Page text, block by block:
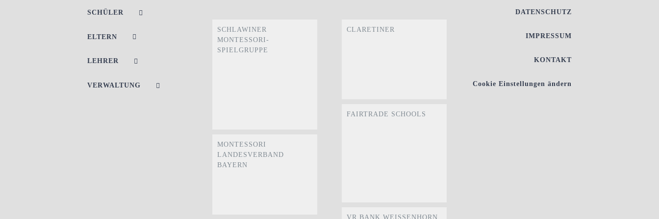
SCHÜLER
ELTERN
LEHRER
VERWALTUNG
SCHLAWINER
MONTESSORI-
SPIELGRUPPE
MONTESSORI
LANDESVERBAND
BAYERN
CLARETINER
FAIRTRADE SCHOOLS
VR BANK WEISSENHORN
DATENSCHUTZ
IMPRESSUM
KONTAKT
Cookie Einstellungen ändern